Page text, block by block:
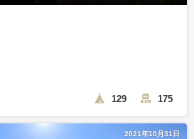
129 175
2021年10月31日